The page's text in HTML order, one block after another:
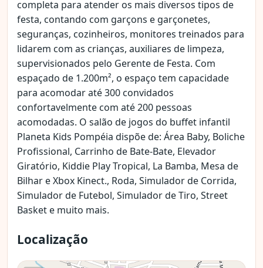
completa para atender os mais diversos tipos de
festa, contando com garçons e garçonetes,
seguranças, cozinheiros, monitores treinados para
lidarem com as crianças, auxiliares de limpeza,
supervisionados pelo Gerente de Festa. Com
espaçado de 1.200m², o espaço tem capacidade
para acomodar até 300 convidados
confortavelmente com até 200 pessoas
acomodadas. O salão de jogos do buffet infantil
Planeta Kids Pompéia dispõe de: Área Baby, Boliche
Profissional, Carrinho de Bate-Bate, Elevador
Giratório, Kiddie Play Tropical, La Bamba, Mesa de
Bilhar e Xbox Kinect., Roda, Simulador de Corrida,
Simulador de Futebol, Simulador de Tiro, Street
Basket e muito mais.
Localização